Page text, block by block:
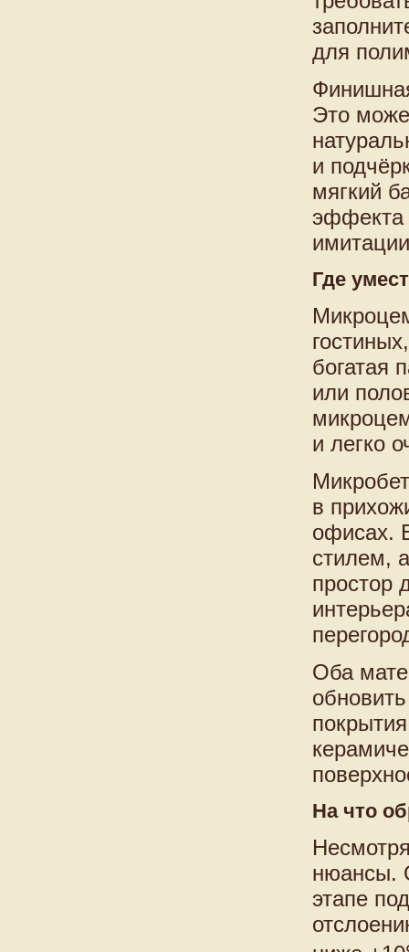
для
Это
и
мягкий
эффекта
Где
богатая
или
и легко
в
офисах.
стилем,
простор
Оба
На что
нюансы.
этапе